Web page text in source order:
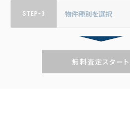
STEP-3
無料査定スタート